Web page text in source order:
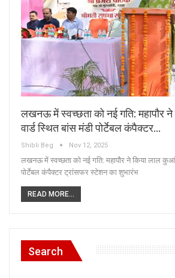
लखनऊ में स्वच्छता को नई गति: महापौर
वार्ड स्थित बांस मंडी पोर्टेबल कंपैक्टर…
Shibli Beg Nov 12, 2025
लखनऊ में स्वच्छता को नई गति: महापौर ने किया लाल कुआं
पोर्टेबल कंपैक्टर ट्रांसफर स्टेशन का शुभारंभ
READ MORE...
Search